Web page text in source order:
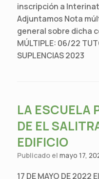
inscripción a
Adjuntamos Nota
general sobre dicha
MÚLTIPLE: 06/22
SUPLENCIAS 2023
LA ESCUELA
DE EL
EDIFICIO
Publicado el mayo 17,
17 DE MAYO DE